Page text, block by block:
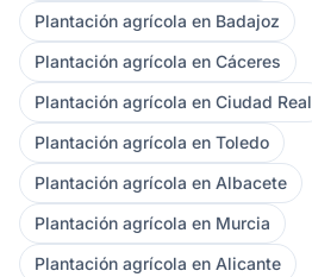
Plantación agrícola en Badajoz
Plantación agrícola en Cáceres
Plantación agrícola en Ciudad Real
Plantación agrícola en Toledo
Plantación agrícola en Albacete
Plantación agrícola en Murcia
Plantación agrícola en Alicante